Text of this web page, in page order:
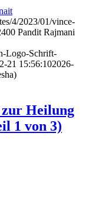
4/2023/01/vince-
Pandit Rajmani
Logo-Schrift-
21 15:56:102026-
zur Heilung
1 von 3)